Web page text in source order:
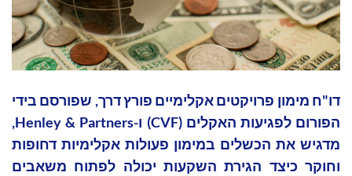
דו"ח מימון פרויקטים אקלימיים פורץ דרך, שפורסם בידי
הפורום לפגיעות האקלים (CVF) ו-Henley & Partners,
מדגיש את הכשלים במימון פעולות אקלימיות דחופות
וחוקר כיצד הגירת השקעות יכולה לפתוח משאבים